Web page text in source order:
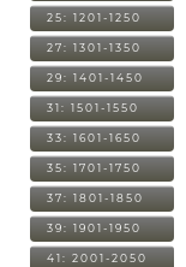
25: 1201-1250
27: 1301-1350
29: 1401-1450
31: 1501-1550
33: 1601-1650
35: 1701-1750
37: 1801-1850
39: 1901-1950
41: 2001-2050